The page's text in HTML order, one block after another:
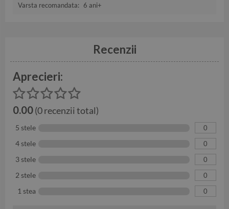
Varsta recomandata: 6 ani+
Recenzii
Aprecieri:
0.00(0 recenzii total)
5 stele 0
4 stele 0
3 stele 0
2 stele 0
1 stea 0